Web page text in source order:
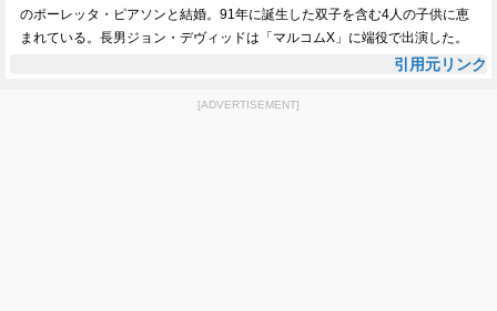
のポーレッタ・ピアソンと結婚。91年に誕生した双子を含む4人の子供に恵
まれている。長男ジョン・デヴィッドは「マルコムX」に端役で出演した。
引用元リンク
[ADVERTISEMENT]